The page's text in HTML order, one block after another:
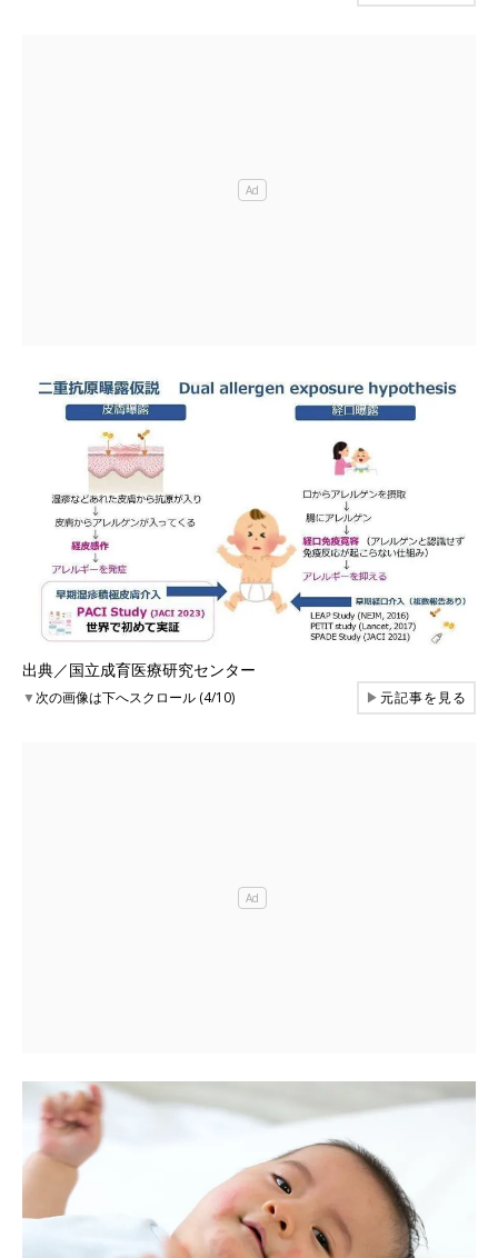
出典／国立成育医療研究センター
▼次の画像は下へスクロール (4/10) ▶元記事を見る